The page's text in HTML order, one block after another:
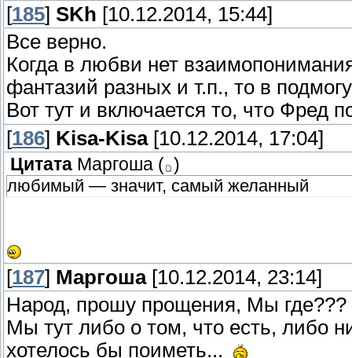
[185] SKh [10.12.2014, 15:44]
Все верно.
Когда в любви нет
фантазий разных и т.п., то в
Вот тут и включается то, что Фред
[186] Kisa-Kisa[10.12.2014, 17:04]
Цитата Маргоша ( )
любимый — значит, самый желанный
[187] Маргоша[10.12.2014, 23:14]
Народ, прошу прощения, Мы где???
Мы тут либо о том, что есть, либо
хотелось бы поиметь...